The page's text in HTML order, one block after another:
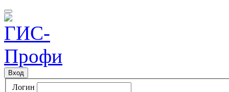
Вход
Логин